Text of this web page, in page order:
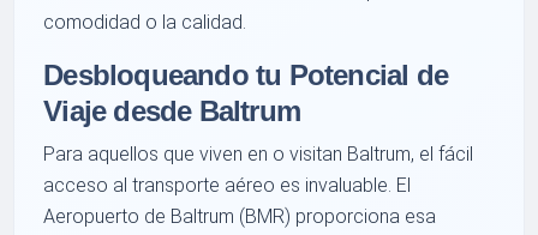
comodidad o la calidad.
Desbloqueando tu Potencial de
Viaje desde Baltrum
Para aquellos que viven en o visitan Baltrum, el fácil
acceso al transporte aéreo es invaluable. El
Aeropuerto de Baltrum (BMR) proporciona esa